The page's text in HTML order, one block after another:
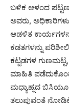
ಬಳಿಕ ಆಳಂದ
ಅವರು,
ಆಡಳಿತ
ಕಡತಗಳನ್ನು
ಕಟ್ಟಡಗಳ
ಮಾಹಿತಿ
ಮಧ್ಯಾಹ್ನದ
ತಲುಪುವಂತೆ